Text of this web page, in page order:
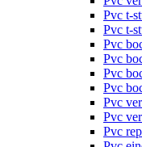
Pvc t-
Pvc t-
Pvc
Pvc
Pvc
Pvc
Pvc
Pvc
Pvc